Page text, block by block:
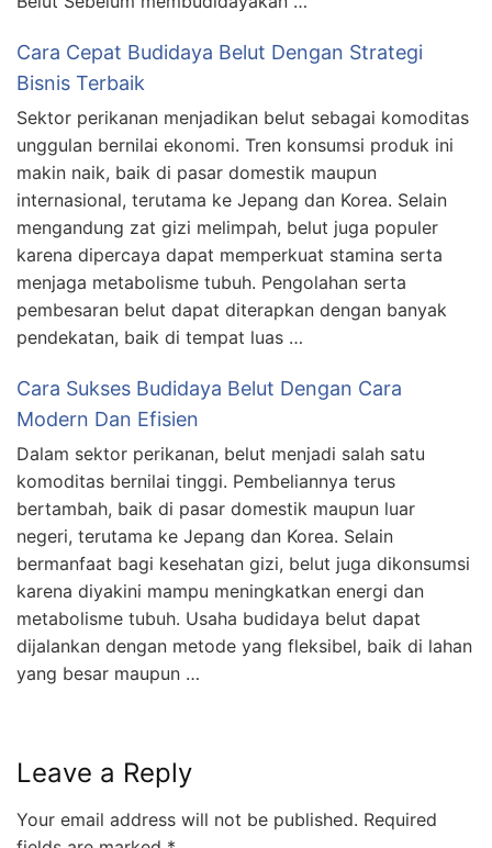
Cara Cepat Budidaya Belut Dengan Strategi
Bisnis Terbaik
Sektor perikanan menjadikan belut sebagai komoditas
unggulan bernilai ekonomi. Tren konsumsi produk ini
makin naik, baik di pasar domestik maupun
internasional, terutama ke Jepang dan Korea. Selain
mengandung zat gizi melimpah, belut juga populer
karena dipercaya dapat memperkuat stamina serta
menjaga metabolisme tubuh. Pengolahan serta
pembesaran belut dapat diterapkan dengan banyak
pendekatan, baik di tempat luas …
Cara Sukses Budidaya Belut Dengan Cara
Modern Dan Efisien
Dalam sektor perikanan, belut menjadi salah satu
komoditas bernilai tinggi. Pembeliannya terus
bertambah, baik di pasar domestik maupun luar
negeri, terutama ke Jepang dan Korea. Selain
bermanfaat bagi kesehatan gizi, belut juga dikonsumsi
karena diyakini mampu meningkatkan energi dan
metabolisme tubuh. Usaha budidaya belut dapat
dijalankan dengan metode yang fleksibel, baik di lahan
yang besar maupun …
Leave a Reply
Your email address will not be published. Required